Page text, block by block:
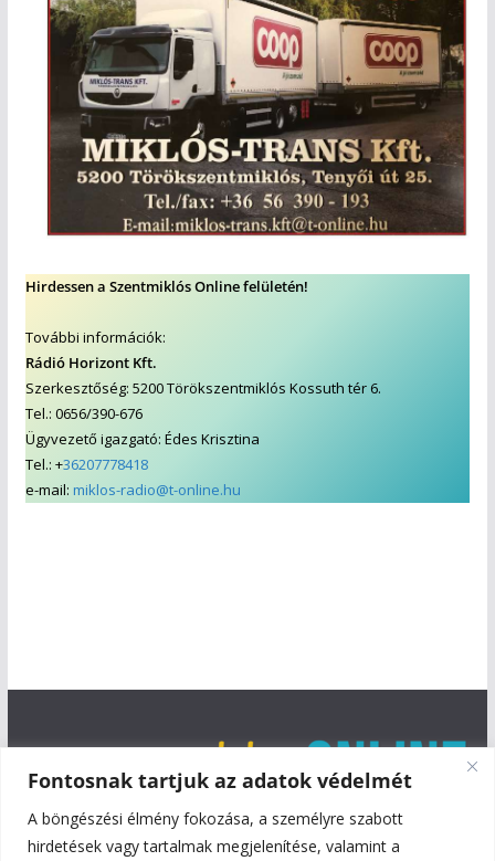
Fontosnak tartjuk az adatok védelmét
A böngészési élmény fokozása, a személyre szabott
hirdetések vagy tartalmak megjelenítése, valamint a
Hirdessen a Szentmiklós Online felületén!
További információk:
Rádió Horizont Kft.
Szerkesztőség: 5200 Törökszentmiklós Kossuth tér 6.
Tel.: 0656/390-676
Ügyvezető igazgató: Édes Krisztina
Tel.: +36207778418
e-mail: miklos-radio@t-online.hu